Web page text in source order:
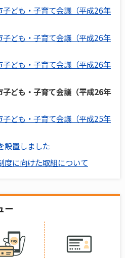
ども・子育て会議（平成26年
ども・子育て会議（平成26年
ども・子育て会議（平成26年
ども・子育て会議（平成26年
ども・子育て会議（平成25年
設置しました
度に向けた取組について
ー